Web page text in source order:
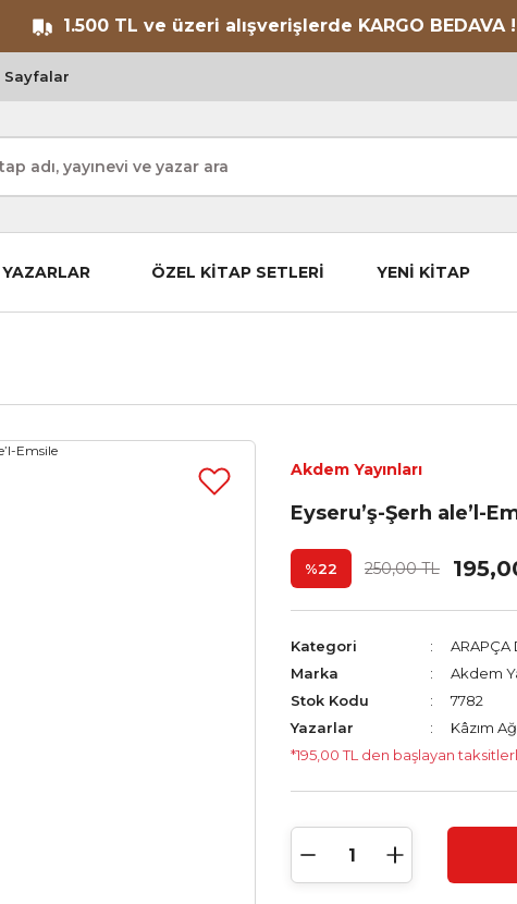
1.500 TL ve üzeri alışverişlerde KARGO BEDAVA !
Sayfalar
YAZARLAR ÖZEL KİTAP SETLERİ YENİ KİTAP
Akdem Yayınları
Eyseru’ş-Şerh ale’l-
%22 250,00 TL
Kategori ARAPÇA
Marka
Akdem
Stok Kodu
7782
Yazarlar
Kâzım
*195,00 TL den başlayan